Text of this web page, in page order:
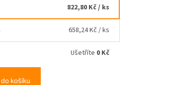
822,80 Kč/ ks
658,24 Kč / ks
Ušetříte 0 Kč
košíku